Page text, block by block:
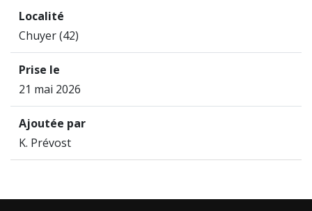
Localité
Chuyer (42)
Prise le
21 mai 2026
Ajoutée par
K. Prévost